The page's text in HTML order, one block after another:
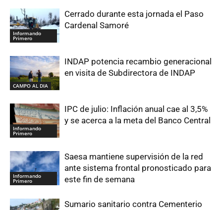
Informando
Primero
Cerrado durante esta jornada el Paso
Cardenal Samoré
CAMPO AL DIA
INDAP potencia recambio generacional
en visita de Subdirectora de INDAP
Informando
Primero
IPC de julio: Inflación anual cae al 3,5%
y se acerca a la meta del Banco Central
Informando
Primero
Saesa mantiene supervisión de la red
ante sistema frontal pronosticado para
este fin de semana
Sumario sanitario contra Cementerio